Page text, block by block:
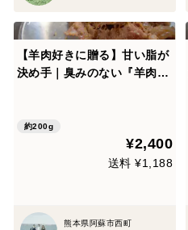
【羊肉好きに贈る】甘い脂が
決め手｜臭みのない『羊肉ス
約200g
¥2,400
送料 ¥1,188
熊本県阿蘇市西町